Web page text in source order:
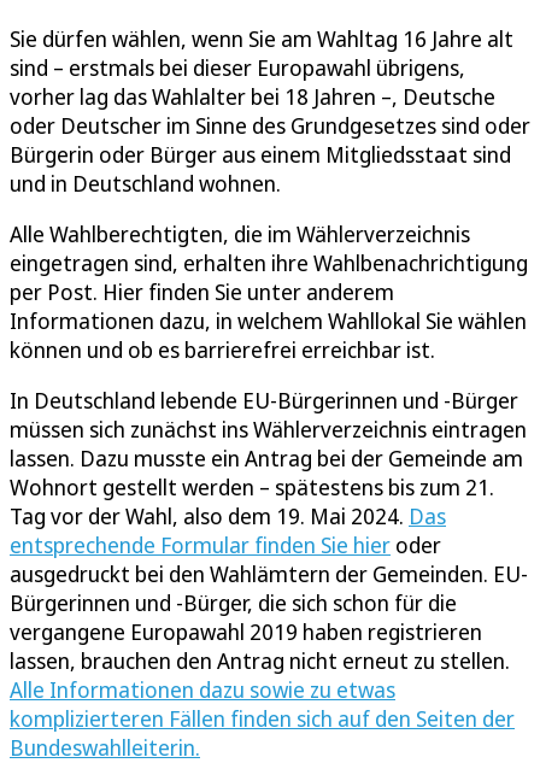
Sie dürfen wählen, wenn Sie am Wahltag 16 Jahre alt
sind – erstmals bei dieser Europawahl übrigens,
vorher lag das Wahlalter bei 18 Jahren –, Deutsche
oder Deutscher im Sinne des Grundgesetzes sind oder
Bürgerin oder Bürger aus einem Mitgliedsstaat sind
und in Deutschland wohnen.
Alle Wahlberechtigten, die im Wählerverzeichnis
eingetragen sind, erhalten ihre Wahlbenachrichtigung
per Post. Hier finden Sie unter anderem
Informationen dazu, in welchem Wahllokal Sie wählen
können und ob es barrierefrei erreichbar ist.
In Deutschland lebende EU-Bürgerinnen und -Bürger
müssen sich zunächst ins Wählerverzeichnis eintragen
lassen. Dazu musste ein Antrag bei der Gemeinde am
Wohnort gestellt werden – spätestens bis zum 21.
Tag vor der Wahl, also dem 19. Mai 2024. Das
entsprechende Formular finden Sie hier oder
ausgedruckt bei den Wahlämtern der Gemeinden. EU-
Bürgerinnen und -Bürger, die sich schon für die
vergangene Europawahl 2019 haben registrieren
lassen, brauchen den Antrag nicht erneut zu stellen.
Alle Informationen dazu sowie zu etwas
komplizierteren Fällen finden sich auf den Seiten der
Bundeswahlleiterin.